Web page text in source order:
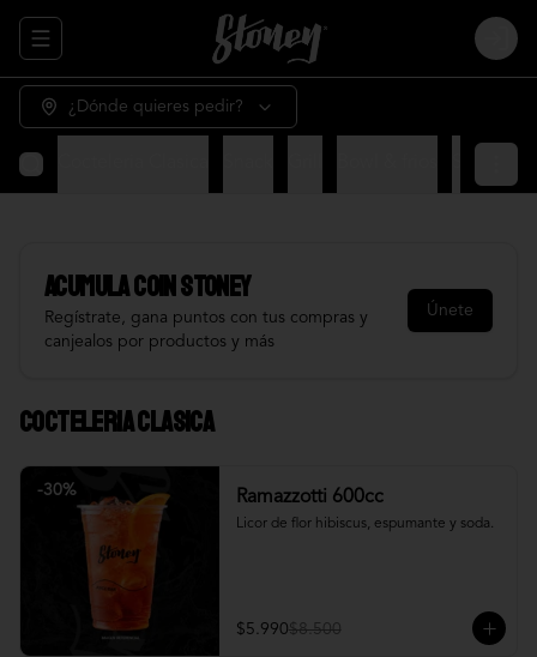
Abrir menu de navegación Login
¿Dónde quieres pedir?
AcumulaCOIN STONEY
Regístrate, gana puntos con tus compras y
canjealos por productos y más
Únete
Cocteleria Clasica
-30% Ramazzotti 600cc
Licor de flor hibiscus, espumante y soda.
$5.990$8.500